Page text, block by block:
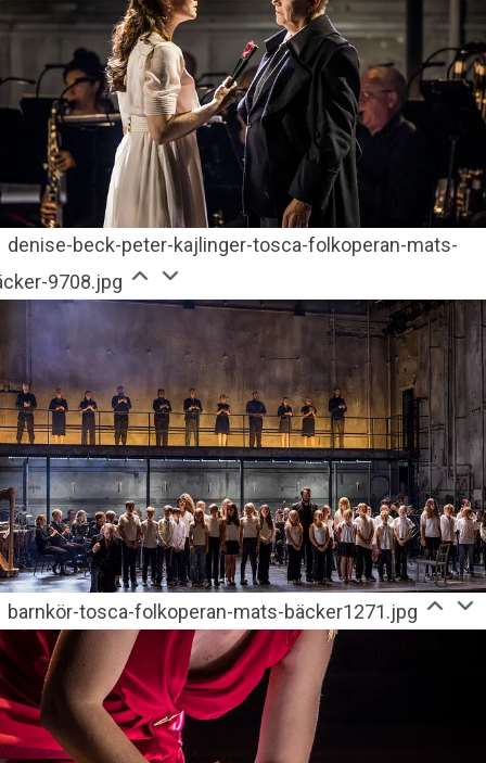
denise-beck-peter-kajlinger-tosca-folkoperan-mats-
9708.jpg
barnkör-tosca-folkoperan-mats-bäcker1271.jpg